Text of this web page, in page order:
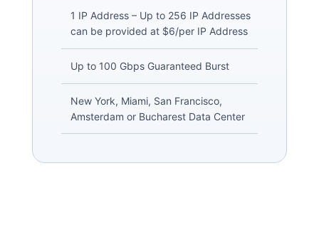
1 IP Address – Up to 256 IP Addresses
can be provided at $6/per IP Address
Up to 100 Gbps Guaranteed Burst
New York, Miami, San Francisco,
Amsterdam or Bucharest Data Center